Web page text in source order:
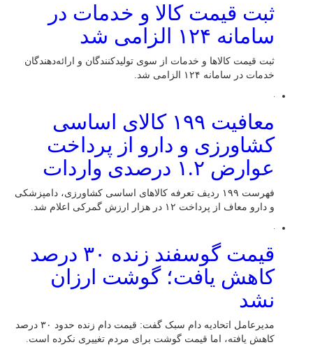
ثبت قیمت کالا و خدمات در
سامانه ۱۲۴ الزامی شد
ثبت قیمت کالاها و خدمات از سوی تولیدکنندگان و ارائه‌دهندگان
خدمات در سامانه ۱۲۴ الزامی شد.
معافیت ۱۹۹ کالای اساسی
کشاورزی و دارو از پرداخت
عوارض ۱.۲ درصدی واردات
فهرست ۱۹۹ ردیف تعرفه کالاهای اساسی کشاورزی، دامپزشکی
و دارو معاف از پرداخت ۱۲ در هزار ارزش گمرکی اعلام شد.
قیمت گوسفند زنده ۳۰ درصد
کاهش یافت؛ گوشت ارزان
نشد
مدیرعامل اتحادیه دام سبک گفت: قیمت دام زنده حدود ۳۰ درصد
کاهش یافته، اما قیمت گوشت برای مردم تغییری نکرده است.